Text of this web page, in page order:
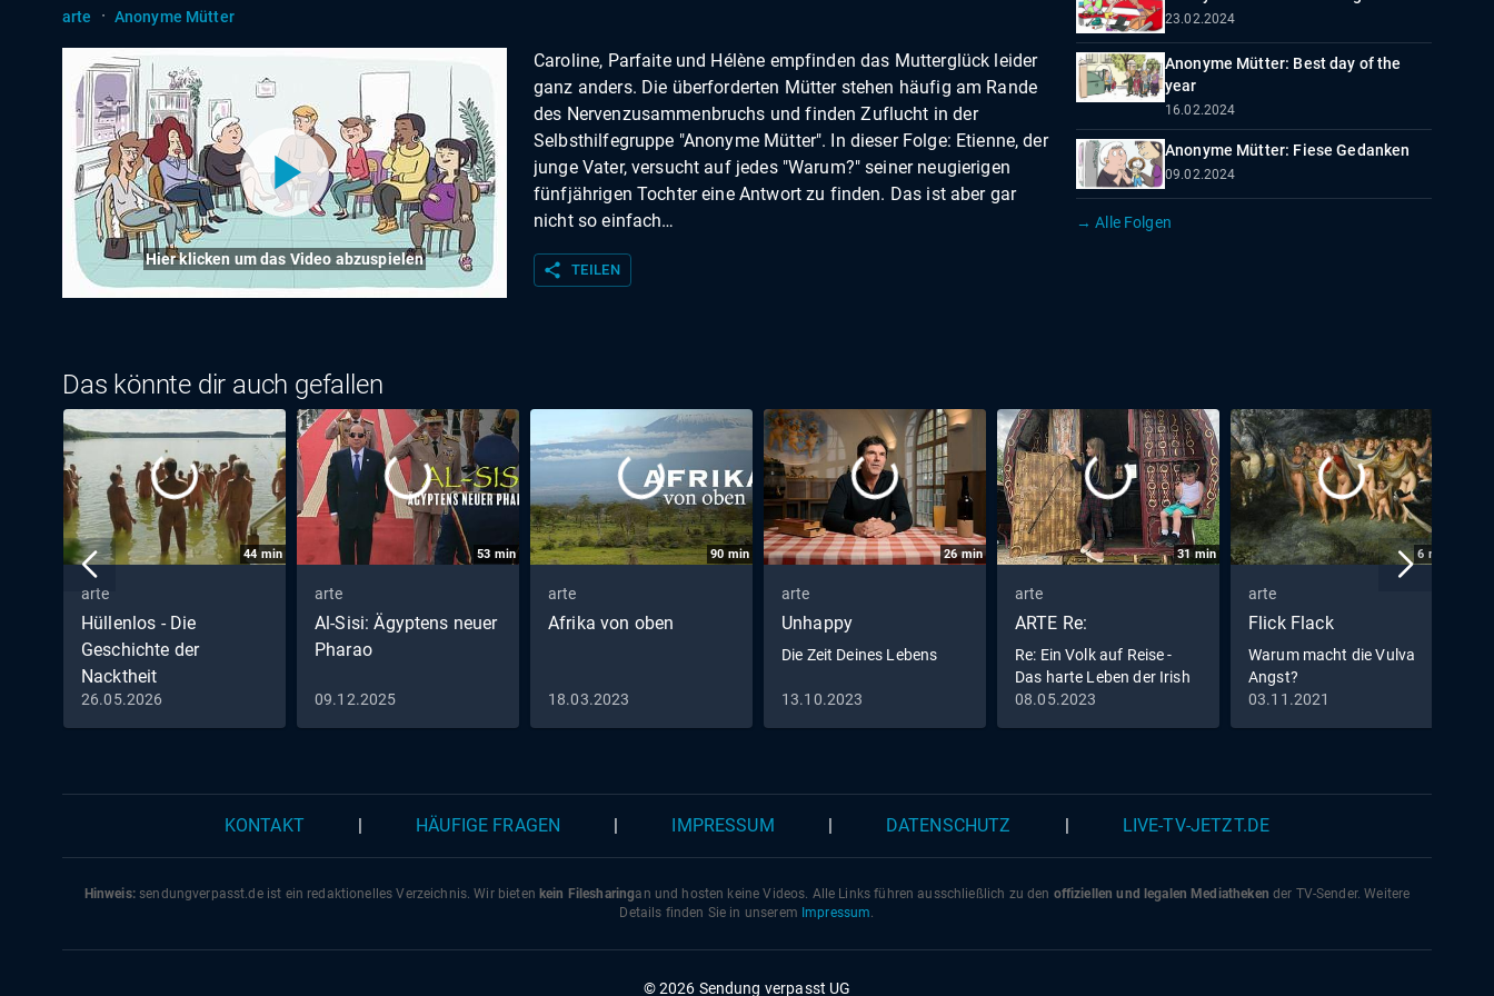
arte · Anonyme Mütter
Hier klicken um das Video abzuspielen
Caroline, Parfaite und Hélène empfinden das Mutterglück leider
ganz anders. Die überforderten Mütter stehen häufig am Rande
des Nervenzusammenbruchs und finden Zuflucht in der
Selbsthilfegruppe "Anonyme Mütter". In dieser Folge: Etienne, der
junge Vater, versucht auf jedes "Warum?" seiner neugierigen
fünfjährigen Tochter eine Antwort zu finden. Das ist aber gar
nicht so einfach…
share TEILEN
23.02.2024
Anonyme Mütter: Best day of the
year
16.02.2024
Anonyme Mütter: Fiese Gedanken
09.02.2024
→ Alle Folgen
Das könnte dir auch gefallen
44min
arte
Hüllenlos - Die
Geschichte der
Nacktheit
26.05.2026
53 min
arte
Al-Sisi: Ägyptens neuer
Pharao
09.12.2025
90 min
arte
Afrika von oben
18.03.2023
26min
arte
Unhappy
Die Zeit Deines Lebens
13.10.2023
31min
arte
ARTE Re:
Re: Ein Volk auf Reise -
Das harte Leben der Irish
Traveller
08.05.2023
6 min
arte
Flick Flack
Warum macht die Vulva
Angst?
03.11.2021
KONTAKT HÄUFIGE FRAGEN IMPRESSUM DATENSCHUTZ LIVE-TV-JETZT.DE
Hinweis:sendungverpasst.deist ein redaktionelles Verzeichnis. Wir bieten kein Filesharingan und hosten keine Videos. Alle Links führen ausschließlich zu den offiziellen und legalen Mediatheken der TV-Sender. Weitere
Details finden Sie in unserem Impressum.
© 2026 Sendung verpasst UG